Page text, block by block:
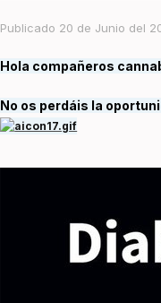
Publicado 20 de Junio del
Hola compañeros
No os perdáis la